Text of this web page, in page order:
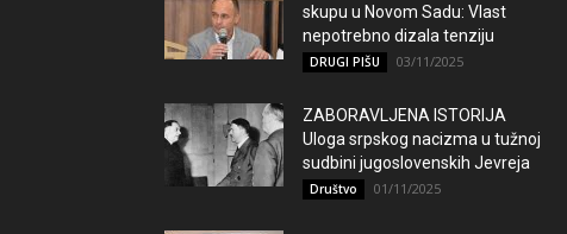
skupu u Novom Sadu: Vlast
nepotrebno dizala tenziju
DRUGI PIŠU 03/11/2025
ZABORAVLJENA ISTORIJA
Uloga srpskog nacizma u tužnoj
sudbini jugoslovenskih Jevreja
Društvo 01/11/2025